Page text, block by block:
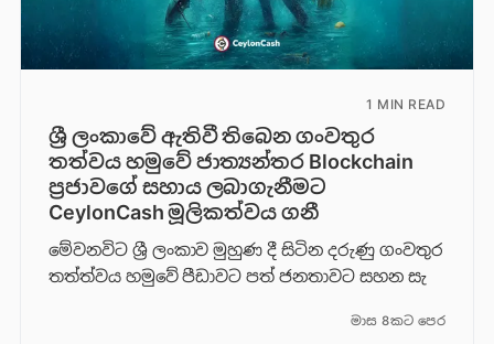
1 MIN READ
ශ්‍රී ලංකාවේ ඇතිවී තිබෙන ගංවතුර
තත්වය හමුවේ ජාත්‍යන්තර Blockchain
ප්‍රජාවගේ සහාය ලබාගැනීමට
CeylonCash මූලිකත්වය ග​නී
මේවනවිට ශ්‍රී ලංකාව මුහුණ දී සිටින දරුණු ගංවතුර
තත්ත්වය හමුවේ පීඩාවට පත් ජනතාවට සහන සැ
මාස 8කට පෙර